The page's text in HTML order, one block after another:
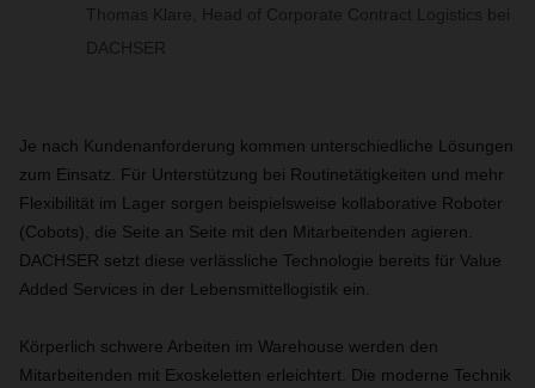
Thomas Klare, Head of Corporate Contract Logistics bei
DACHSER
Je nach Kundenanforderung kommen unterschiedliche Lösungen
zum Einsatz. Für Unterstützung bei Routinetätigkeiten und mehr
Flexibilität im Lager sorgen beispielsweise kollaborative Roboter
(Cobots), die Seite an Seite mit den Mitarbeitenden agieren.
DACHSER setzt diese verlässliche Technologie bereits für Value
Added Services in der Lebensmittellogistik ein.
Körperlich schwere Arbeiten im Warehouse werden den
Mitarbeitenden mit Exoskeletten erleichtert. Die moderne Technik